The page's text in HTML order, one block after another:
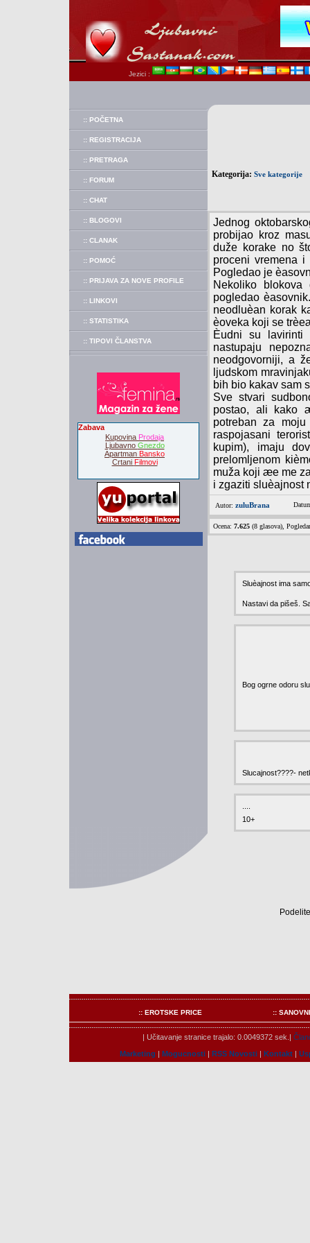
Jezici :
:: POČETNA
:: REGISTRACIJA
:: PRETRAGA
:: FORUM
:: CHAT
:: BLOGOVI
:: CLANAK
:: POMOĆ
:: PRIJAVA ZA NOVE PROFILE
:: LINKOVI
:: STATISTIKA
:: TIPOVI ČLANSTVA
Zabava
Kupovina Prodaja
Ljubavno Gnezdo
Apartman Bansko
Crtani Filmovi
Kategorija: Sve kategorije
Jednog
probijao kroz
duže korake no
proceni vremena i
Pogledao je
Nekoliko blokova
pogledao
neodluèan korak
èoveka koji se
Èudni su lavirinti
nastupaju
neodgovorniji, a
ljudskom
bih bio kakav sam
Sve stvari
postao, ali kako
potreban za
raspojasani
kupim), imaju
prelomljenom
muža koji æe me
i zgaziti sluèajnost
Autor: zuluBrana
Ocena: 7.625 (8 glasova),
Sluèajnost ima
Nastavi da pišeš.
Bog ogrne odoru
Slucajnost????-
10+
:: EROTSKE PRICE ::
| Učitavanje stranice trajalo: 0.0049372 sek.|
Marketing | Mogucnosti| RSS Novosti| Kontakt|